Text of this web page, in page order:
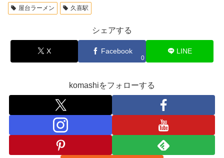
屋台ラーメン 久喜駅
シェアする
X Facebook
0
LINE
komashiをフォローする